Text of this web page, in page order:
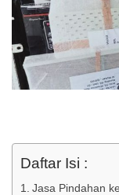
Daftar Isi :
Jasa Pindahan